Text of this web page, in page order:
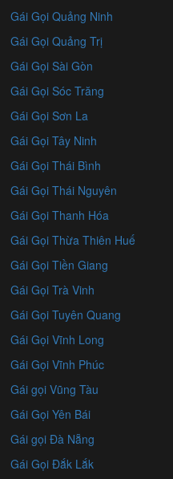
Gái Gọi Quảng Ninh
Gái Gọi Quảng Trị
Gái Gọi Sài Gòn
Gái Gọi Sóc Trăng
Gái Gọi Sơn La
Gái Gọi Tây Ninh
Gái Gọi Thái Bình
Gái Gọi Thái Nguyên
Gái Gọi Thanh Hóa
Gái Gọi Thừa Thiên Huế
Gái Gọi Tiền Giang
Gái Gọi Trà Vinh
Gái Gọi Tuyên Quang
Gái Gọi Vĩnh Long
Gái Gọi Vĩnh Phúc
Gái gọi Vũng Tàu
Gái Gọi Yên Bái
Gái gọi Đà Nẵng
Gái Gọi Đắk Lắk